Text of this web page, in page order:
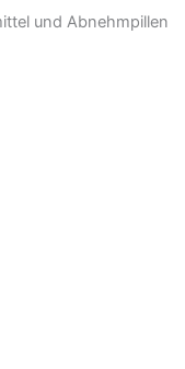
und Abnehmpillen